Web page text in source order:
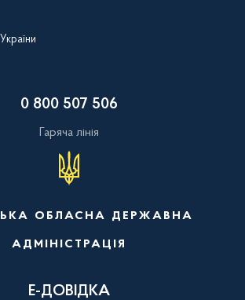
0 800 507 506
Гаряча лінія
обласна державна
адміністрація
Е-ДОВІДКА